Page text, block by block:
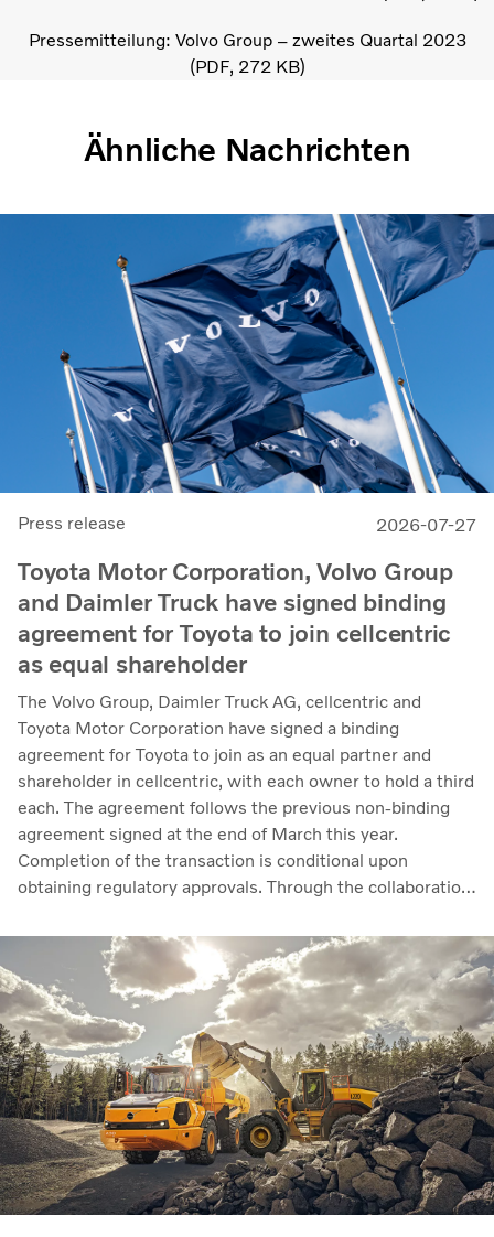
Pressemitteilung: Volvo Group – zweites Quartal 2023
PDF 272 KB
Ähnliche Nachrichten
Press release 2026-07-27
Toyota Motor Corporation, Volvo Group
and Daimler Truck have signed binding
agreement for Toyota to join cellcentric
as equal shareholder
The Volvo Group, Daimler Truck AG, cellcentric and
Toyota Motor Corporation have signed a binding
agreement for Toyota to join as an equal partner and
shareholder in cellcentric, with each owner to hold a third
each. The agreement follows the previous non-binding
agreement signed at the end of March this year.
Completion of the transaction is conditional upon
obtaining regulatory approvals. Through the collaboration,
leading developer and manufacturer of fuel cell systems
for heavy-duty commercial applications.